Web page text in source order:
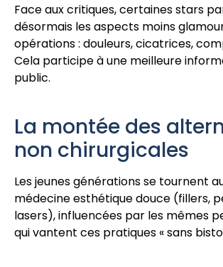
Face aux critiques, certaines stars
désormais les aspects moins
opérations : douleurs, cicatrices,
Cela participe à une meilleure
public.
La montée des
non chirurgicales
Les jeunes générations se tournent
médecine esthétique douce (fillers,
lasers), influencées par les mêmes
qui vantent ces pratiques « sans